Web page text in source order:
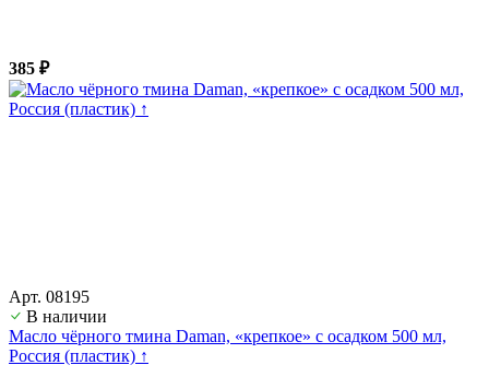
385 ₽
Арт. 08195
В наличии
Масло чёрного тмина Daman, «крепкое» с осадком 500 мл,
Россия (пластик) ↑